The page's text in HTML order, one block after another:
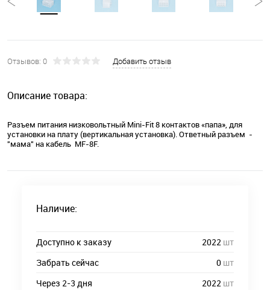
Отзывов: 0 Добавить отзыв
Описание товара:
Разъем питания низковольтный Mini-Fit 8 контактов «папа», для
установки на плату (вертикальная установка). Ответный разъем -
"мама" на кабель MF-8F.
Наличие:
Доступно к заказу 2022 шт
Забрать сейчас
0 шт
Через 2-3 дня
2022 шт